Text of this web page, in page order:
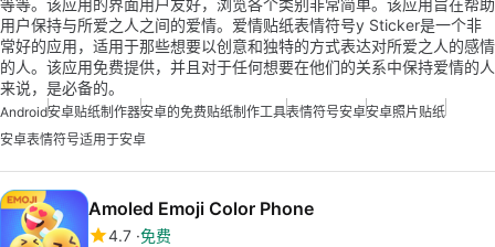
等等。该应用的界面用户友好，浏览各个类别非常简单。该应用旨在帮助
用户保持与所爱之人之间的爱情。爱情贴纸表情符号y Sticker是一个非
常好的应用，适用于那些想要以创意和独特的方式表达对所爱之人的感情
的人。该应用免费提供，并且对于任何想要在他们的关系中保持爱情的人
来说，是必备的。
Android安卓贴纸制作器安卓的免费贴纸制作工具表情符号安卓安卓照片贴纸
安卓表情符号适用于安卓
Amoled Emoji Color Phone
4.7 免费